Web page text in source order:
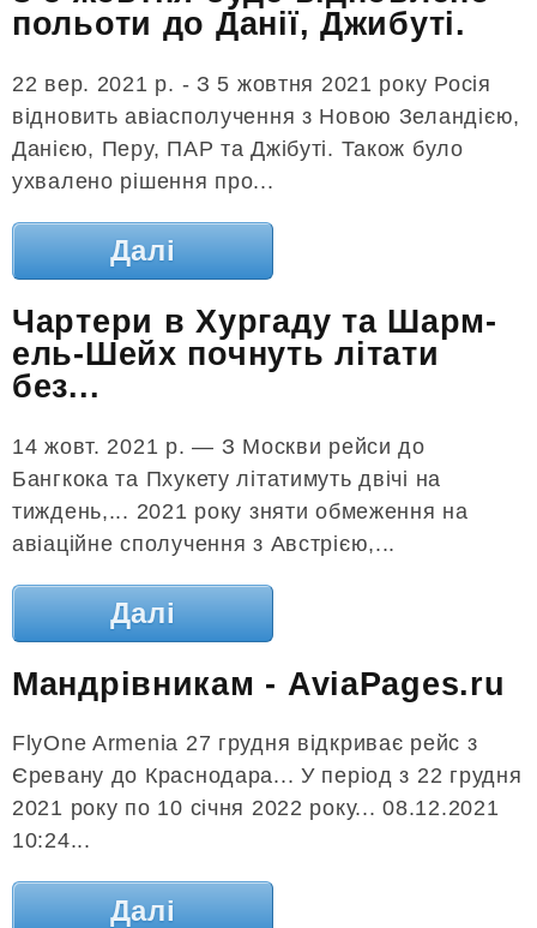
польоти до Данії, Джибуті.
22 вер. 2021 р. - З 5 жовтня 2021 року Росія
відновить авіасполучення з Новою Зеландією,
Данією, Перу, ПАР та Джібуті. Також було
ухвалено рішення про...
Далі
Чартери в Хургаду та Шарм-
ель-Шейх почнуть літати
без...
14 жовт. 2021 р. — З Москви рейси до
Бангкока та Пхукету літатимуть двічі на
тиждень,... 2021 року зняти обмеження на
авіаційне сполучення з Австрією,...
Далі
Мандрівникам - AviaPages.ru
FlyOne Armenia 27 грудня відкриває рейс з
Єревану до Краснодара... У період з 22 грудня
2021 року по 10 січня 2022 року... 08.12.2021
10:24...
Далі